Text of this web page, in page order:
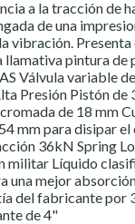
a la tracción de
de una
vibración. Presenta
llamativa pintura de
Válvula variable
Presión Pistón de
de 18 mm
mm para disipar el
36kN Spring
militar Líquido
una mejor
del fabricante por
de 4"